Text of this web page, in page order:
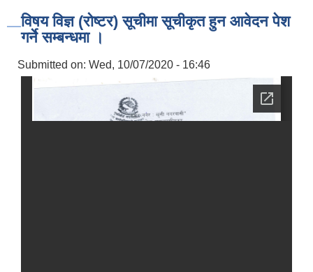
विषय विज्ञ (रोष्टर) सूचीमा सूचीकृत हुन आवेदन पेश
गर्ने सम्बन्धमा ।
Submitted on: Wed, 10/07/2020 - 16:46